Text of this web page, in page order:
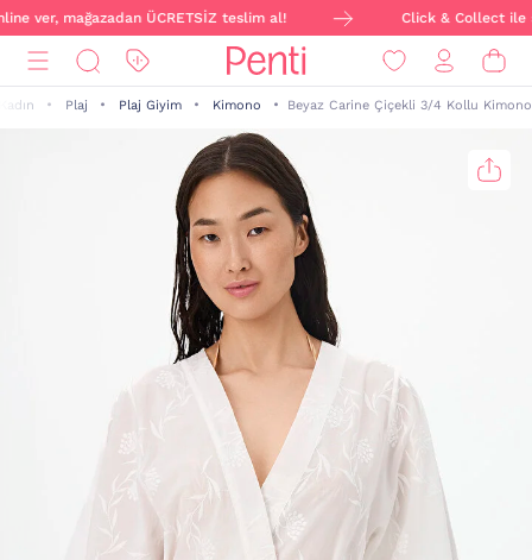
ver, mağazadan ÜCRETSİZ teslim al! Click & Collect ile
Kadın Plaj Plaj Giyim Kimono Beyaz Carine Çiçekli 3/4 Kollu Kimono